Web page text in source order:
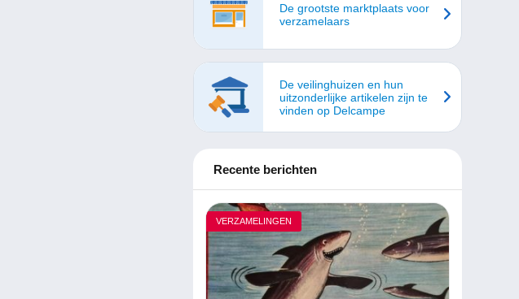
De grootste marktplaats voor
verzamelaars
De veilinghuizen en hun
uitzonderlijke artikelen zijn te
vinden op Delcampe
Recente berichten
VERZAMELINGEN